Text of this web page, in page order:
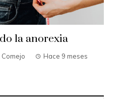
la anorexia
Hace 9 meses